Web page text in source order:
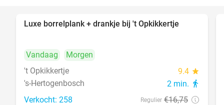
Luxe borrelplank + drankje bij 't Opkikkertje
Vandaag
Morgen
't Opkikkertje
9.4 star
's-Hertogenbosch 2 min. directions_walk
Verkocht: 258 Regulier €16,75